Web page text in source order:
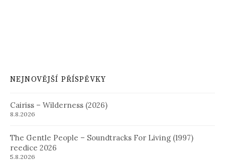
NEJNOVĚJŠÍ PŘÍSPĚVKY
Cairiss – Wilderness (2026)
8.8.2026
The Gentle People – Soundtracks For Living (1997)
reedice 2026
5.8.2026